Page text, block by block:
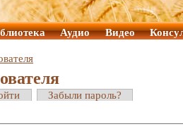
Аудио Видео
Забыли пароль?